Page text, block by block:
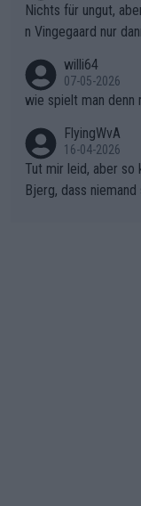
Nichts für ungut,
n Vingegaard nur
willi64
07-05-2026
wie spielt man denn
FlyingWvA
16-04-2026
Tut mir leid, aber
Bjerg, dass